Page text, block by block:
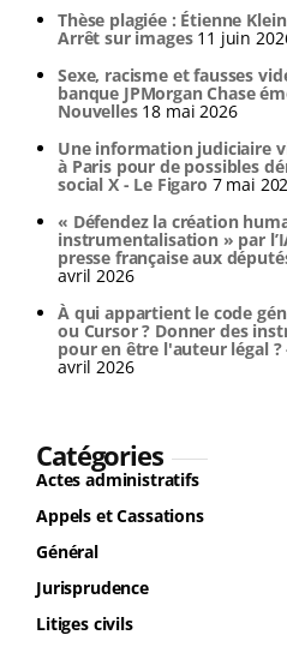
Thèse plagiée : Étienne
Arrêt sur images 11 juin
Sexe, racisme et fausses
banque JPMorgan Chase
Nouvelles 18 mai 2026
Une information judiciaire
à Paris pour de possibles
social X - Le Figaro 7 mai
« Défendez la création
instrumentalisation » par
presse française aux
avril 2026
À qui appartient le code
ou Cursor ? Donner des
pour en être l'auteur légal ?
avril 2026
Catégories
Actes administratifs
Appels et Cassations
Général
Jurisprudence
Litiges civils